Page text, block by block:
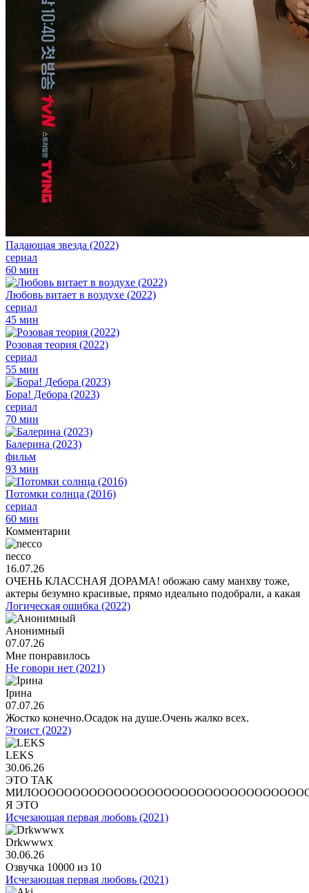
Падающая звезда (2022)
сериал
60 мин
Любовь витает в воздухе (2022)
сериал
45 мин
Розовая теория (2022)
сериал
55 мин
Бора! Дебора (2023)
сериал
70 мин
Балерина (2023)
фильм
93 мин
Потомки солнца (2016)
сериал
60 мин
Комментарии
necco
16.07.26
ОЧЕНЬ КЛАССНАЯ ДОРАМА! обожаю саму манхву тоже,
актеры безумно красивые, прямо идеально подобрали, а какая
Логическая ошибка (2022)
Анонимный
07.07.26
Мне понравилось
Не говори нет (2021)
Ірина
07.07.26
Жостко конечно.Осадок на душе.Очень жалко всех.
Эгоист (2022)
LEKS
30.06.26
ЭТО ТАК
Я ЭТО
Исчезающая первая любовь (2021)
Drkwwwx
30.06.26
Озвучка 10000 из 10
Исчезающая первая любовь (2021)